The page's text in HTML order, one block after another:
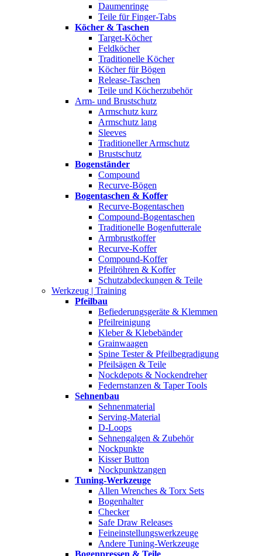
Daumenringe
Teile für Finger-Tabs
Köcher & Taschen
Target-Köcher
Feldköcher
Traditionelle Köcher
Köcher für Bögen
Release-Taschen
Teile und Köcherzubehör
Arm- und Brustschutz
Armschutz kurz
Armschutz lang
Sleeves
Traditioneller Armschutz
Brustschutz
Bogenständer
Compound
Recurve-Bögen
Bogentaschen & Koffer
Recurve-Bogentaschen
Compound-Bogentaschen
Traditionelle Bogenfutterale
Armbrustkoffer
Recurve-Koffer
Compound-Koffer
Pfeilröhren & Koffer
Schutzabdeckungen & Teile
Werkzeug | Training
Pfeilbau
Befiederungsgeräte & Klemmen
Pfeilreinigung
Kleber & Klebebänder
Grainwaagen
Spine Tester & Pfeilbegradigung
Pfeilsägen & Teile
Nockdepots & Nockendreher
Federnstanzen & Taper Tools
Sehnenbau
Sehnenmaterial
Serving-Material
D-Loops
Sehnengalgen & Zubehör
Nockpunkte
Kisser Button
Nockpunktzangen
Tuning-Werkzeuge
Allen Wrenches & Torx Sets
Bogenhalter
Checker
Safe Draw Releases
Feineinstellungswerkzeuge
Andere Tuning-Werkzeuge
Bogenpressen & Teile